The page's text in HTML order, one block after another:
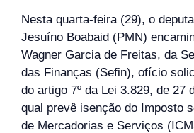
Nesta quarta-feira (29), o
Jesuíno Boabaid (PMN)
Wagner Garcia de Freitas, da
das Finanças (Sefin), ofício
do artigo 7º da Lei 3.829, de 27
qual prevê isenção do Imposto
de Mercadorias e Serviços